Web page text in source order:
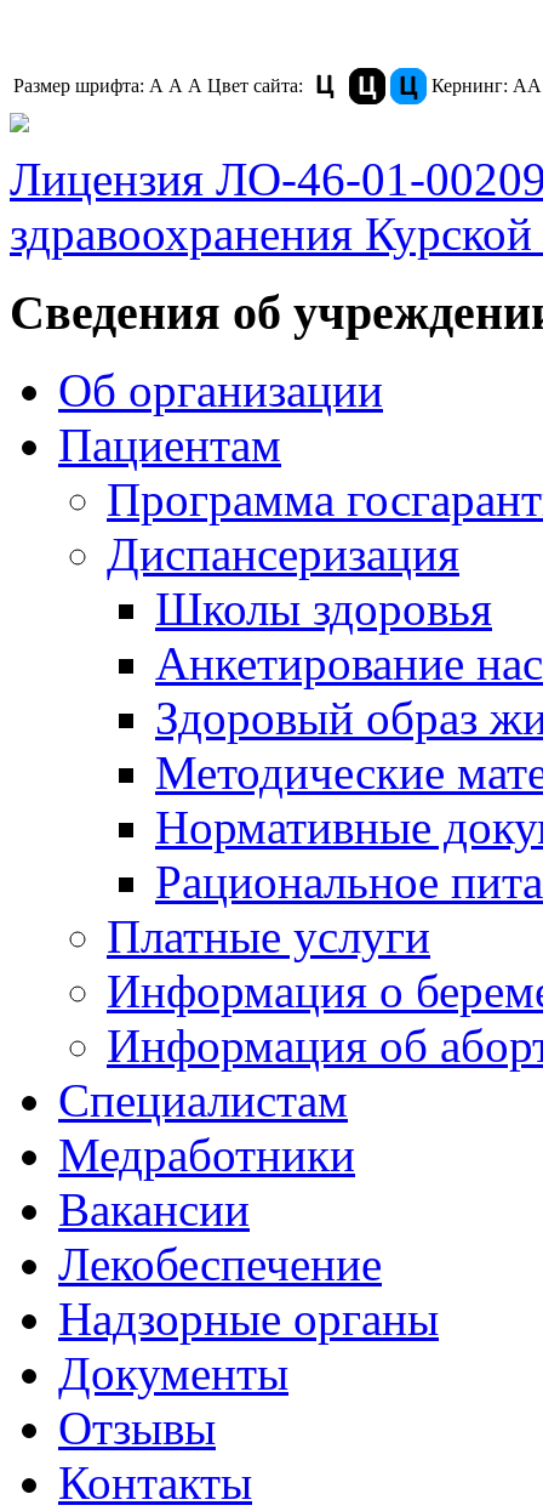
Размер шрифта: A A A Цвет сайта: Кернинг: АА
Лицензия ЛО-46-01-
здравоохранения
Сведения об
Об организации
Пациентам
Программа
Диспансеризация
Школы здоровья
Анкетирование
Здоровый образ
Методические
Нормативные
Рациональное
Платные услуги
Информация о
Информация об
Специалистам
Медработники
Вакансии
Лекобеспечение
Надзорные органы
Документы
Отзывы
Контакты